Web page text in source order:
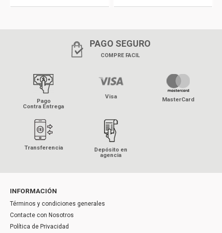
PAGO SEGURO
COMPRE FACIL
Pago
Contra Entrega
Visa MasterCard
Transferencia Depósito en
agencia
INFORMACIÓN
Términos y condiciones generales
Contacte con Nosotros
Política de Privacidad